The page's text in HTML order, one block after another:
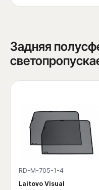
Задняя
RD-M-705-1-4
Laitovo Visual